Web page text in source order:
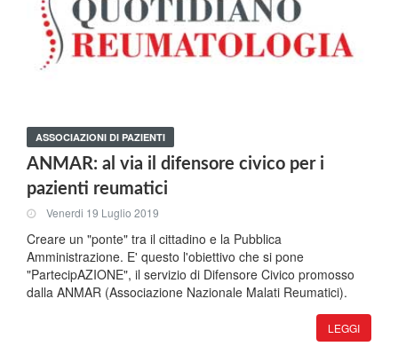
ASSOCIAZIONI DI PAZIENTI
ANMAR: al via il difensore civico per i
pazienti reumatici
Venerdi 19 Luglio 2019
Creare un "ponte" tra il cittadino e la Pubblica
Amministrazione. E' questo l'obiettivo che si pone
"PartecipAZIONE", il servizio di Difensore Civico promosso
dalla ANMAR (Associazione Nazionale Malati Reumatici).
LEGGI